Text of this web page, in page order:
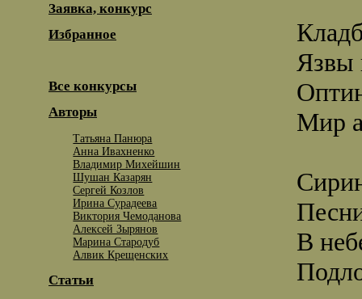
Заявка, конкурс
Избранное
Все конкурсы
Авторы
Татьяна Панюра
Анна Ивахненко
Владимир Михейшин
Шушан Казарян
Сергей Козлов
Ирина Сурадеева
Виктория Чемоданова
Алексей Зырянов
Марина Стародуб
Алвик Крещенских
Статьи
Язвы
Мир
В